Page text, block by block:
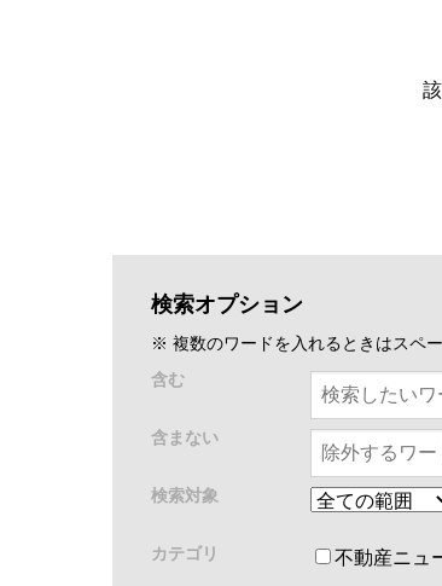
検索オプション
※ 複数のワードを入れるときはスペ
含む
含まない
検索対象
カテゴリ 不動産ニュ